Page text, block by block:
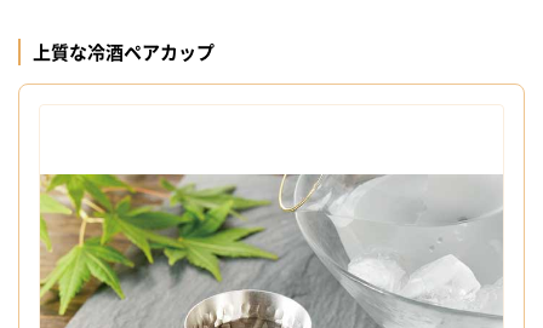
上質な冷酒ペアカップ